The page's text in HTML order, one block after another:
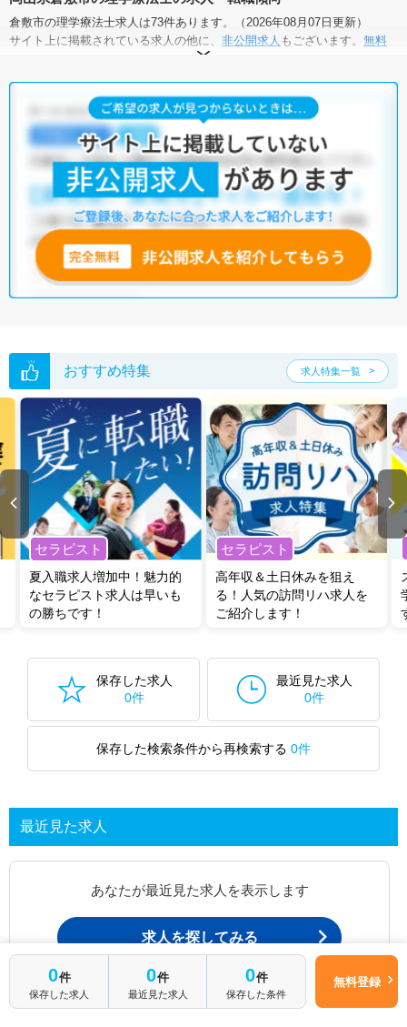
倉敷市の理学療法士求人は73件あります。（2026年08月07日更新）
サイト上に掲載されている求人の他に、 非公開求人 もございます。 無料
にお申し込みいただくと、全求人からご希望条件に合
倉敷市の理学療法士求人では以下のような条件が人気です。
土日祝休・積極採用中・ 新卒OK ・ 正社員(正職員)
クリニック・介護福祉施設・訪問リハビリ(在宅医療)・
・ 整骨院・ その他
他の条件でも人気の求人がございますので、「こだわり条件」から検索
いただくか、お気軽にお問い合わせください。
全国の理学療法士求人
無料転職支援サービス
にお申し込みいただくと、ご希望条件をヒアリン
グした上で求人をご提案いたします。
い。
おすすめ特集 求人特集一覧
セラピスト
夏入職求人増加中！魅力的
なセラピスト求人は早いも
の勝ちです！
セラピスト
高年収＆土日休みを狙え
る！人気の訪問リハ求人を
ご紹介します！
保存した求人
0件
最近見た求人
0件
保存した検索条件から再検索する 0件
最近見た求人
あなたが最近見た求人を表示します
求人を探してみる
最近見た求人一覧ページから、
0件
保存した求人
0件
最近見た求人
0件
保存した条件
無料登録